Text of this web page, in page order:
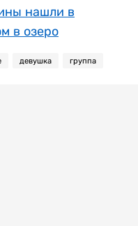
нашли в
в озеро
девушка группа